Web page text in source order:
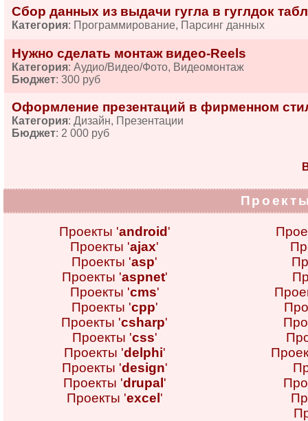
Сбор данных из выдачи гугла в гуглдок
Категория: Программирование, Парсинг данных
Нужно сделать монтаж видео-Reels
Категория: Аудио/Видео/Фото, Видеомонтаж
Бюджет: 300 руб
Оформление презентаций в фирменном
Категория: Дизайн, Презентации
Бюджет: 2 000 руб
Проекты 'android '
Проекты 'ajax'
Проекты 'asp'
Проекты 'aspnet'
Проекты 'cms'
Проекты 'cpp'
Проекты 'csharp'
Проекты 'css'
Проекты 'delphi'
Проекты 'design'
Проекты 'drupal '
Проекты 'excel '